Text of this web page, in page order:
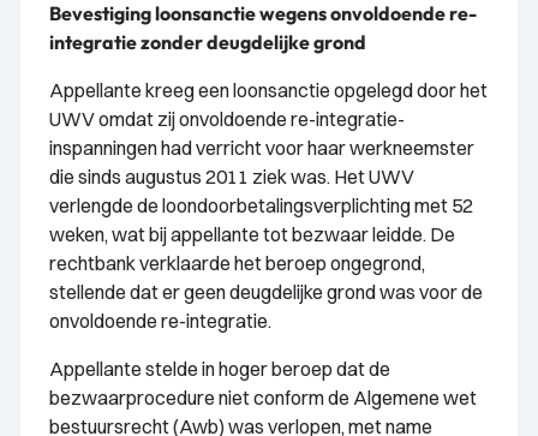
Bevestiging loonsanctie wegens onvoldoende re-
integratie zonder deugdelijke grond
Appellante kreeg een loonsanctie opgelegd door het
UWV omdat zij onvoldoende re-integratie-
inspanningen had verricht voor haar werkneemster
die sinds augustus 2011 ziek was. Het UWV
verlengde de loondoorbetalingsverplichting met 52
weken, wat bij appellante tot bezwaar leidde. De
rechtbank verklaarde het beroep ongegrond,
stellende dat er geen deugdelijke grond was voor de
onvoldoende re-integratie.
Appellante stelde in hoger beroep dat de
bezwaarprocedure niet conform de Algemene wet
bestuursrecht (Awb) was verlopen, met name